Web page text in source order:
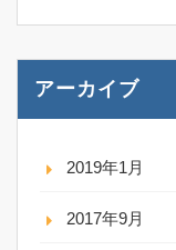
アーカイブ
2019年1月
2017年9月